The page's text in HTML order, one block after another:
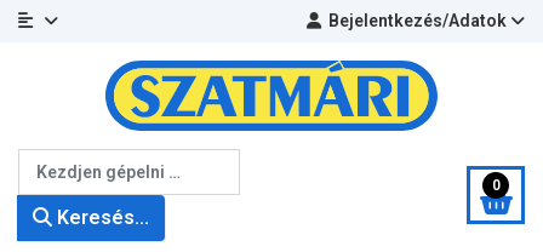
Bejelentkezés/Adatok
Keresés...
0